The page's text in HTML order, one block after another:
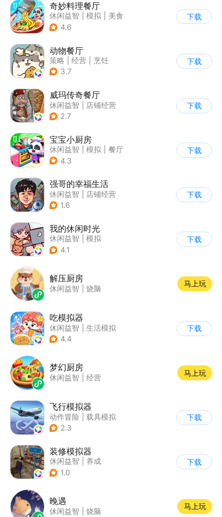
奇妙料理餐厅
休闲益智 模拟
美食
| 宝宝巴士
4.6
下载
动物餐厅
策略 经营
烹饪
| 宠物
3.7
下载
威玛传奇餐厅
休闲益智
店铺经营
| 美食
2.7
下载
宝宝小厨房
休闲益智 模拟
餐厅
| 宝宝巴士
4.3
下载
强哥的幸福生活
休闲益智
店铺经营
| 卡通
1.6
下载
我的休闲时光
休闲益智
模拟
4.1
下载
解压厨房
休闲益智 烧脑
马上玩
吃模拟器
休闲益智
生活模拟
| 美食
4.4
下载
梦幻厨房
休闲益智 经营
马上玩
飞行模拟器
动作冒险
载具模拟
| 飞机
2.3
下载
装修模拟器
休闲益智
养成
| 女性向
1.0
下载
晚遇
休闲益智 烧脑
马上玩